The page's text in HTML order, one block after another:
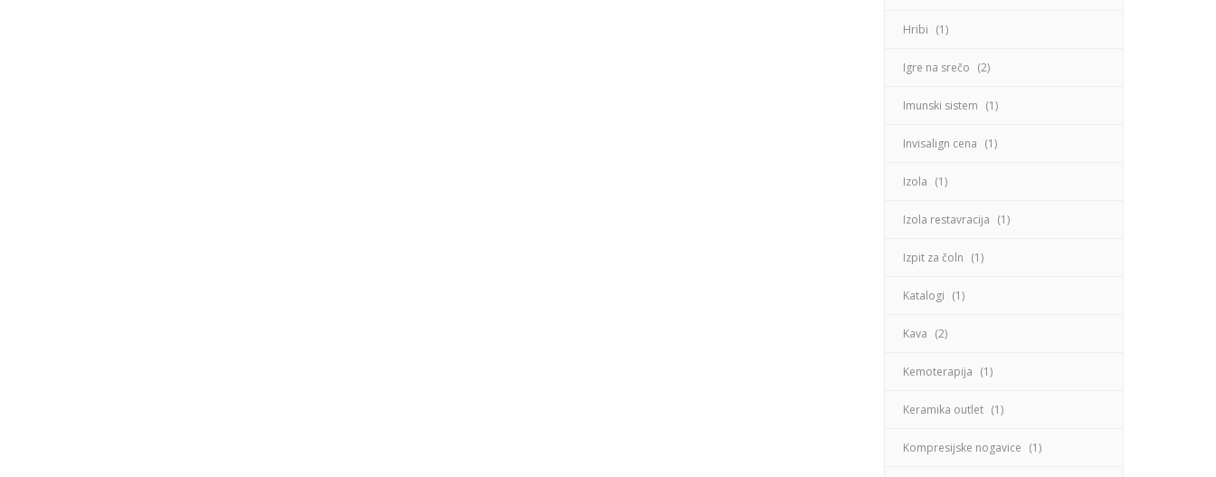
Hribi (1)
Igre na srečo (2)
Imunski sistem (1)
Invisalign cena (1)
Izola (1)
Izola restavracija (1)
Izpit za čoln (1)
Katalogi (1)
Kava (2)
Kemoterapija (1)
Keramika outlet (1)
Kompresijske nogavice (1)